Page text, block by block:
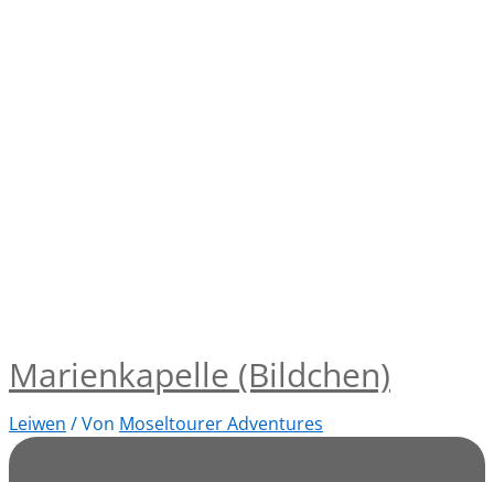
Marienkapelle (Bildchen)
Leiwen / Von Moseltourer Adventures